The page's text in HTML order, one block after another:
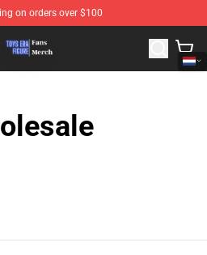
on orders over $100
- The Best Store of Toys Era Figure